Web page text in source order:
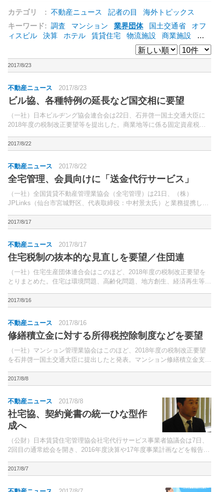
カテゴリ : 不動産ニュース 記者の目
海外トピックス
キーワード: 調査 マンション 業界団体 国土交通省
オフ
ィスビル
決算 ホテル 賃貸住宅 物流施設 商業施設
海
東急不動産 賃料
ア
野村不動産 ZEH [+]
2017/8/23
不動産ニュース 2017/8/23
ビル協、各種特例の延長など国交相に要望
（一社）日本ビルヂング協会連合会は22日、石井啓一国土交通大臣に
2018年度の税制改正要望等を提出した。商業地等に係る固定資産税・
長、土地に係る不動産取得税の特例措置の延長などの延...
2017/8/22
不動産ニュース 2017/8/22
全宅管理、会員向けに「送金代行サービス」
（一社）全国賃貸不動産管理業協会（全宅管理）は21日、（株）
JPLinks（仙台市宮城野区、代表取締役：中村景太氏）と業務提携し、
ると発表した。「Bankur」は、各金融機関へ...
2017/8/17
不動産ニュース 2017/8/17
住宅税制の抜本的な見直しを要望／住団連
（一社）住宅生産団体連合会はこのほど、2018年度の税制改正要望を
とりまとめた。住宅は環境問題、高齢化問題、地方創生、経済再生等の
資をこれらの課題に解決に資する良質なストックの整備...
2017/8/16
不動産ニュース 2017/8/16
修繕積立金に対する所得税控除制度などを要望
（一社）マンション管理業協会はこのほど、2018年度の税制改正要望
を石井啓一国土交通大臣に提出したと発表。マンション修繕積立金支払
組合が実施する収益事業の所得に関する課税減免措置、...
2017/8/8
不動産ニュース 2017/8/8
社宅協、契約覚書の統一ひな型作
成へ
（公財）日本賃貸住宅管理協会社宅代行サービス事業者協議会は7日、
2回目の通常総会を開き、2016年度決算や17年度事業計画などを報告し
2017/8/7